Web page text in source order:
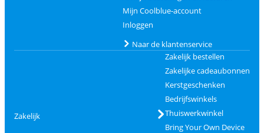
Mijn Coolblue-account
Inloggen
Naar de klantenservice
Zakelijk
Zakelijk bestellen
Zakelijke cadeaubonnen
Kerstgeschenken
Bedrijfswinkels
Thuiswerkwinkel
Bring Your Own Device